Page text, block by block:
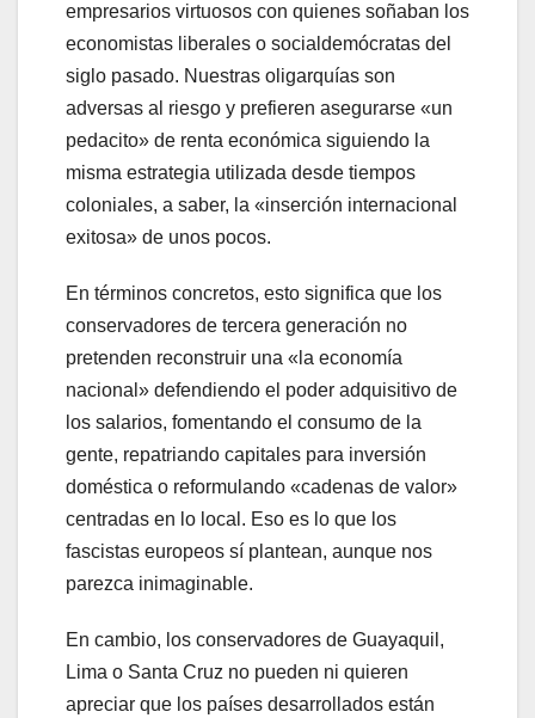
empresarios virtuosos con quienes soñaban los
economistas liberales o socialdemócratas del
siglo pasado. Nuestras oligarquías son
adversas al riesgo y prefieren asegurarse «un
pedacito» de renta económica siguiendo la
misma estrategia utilizada desde tiempos
coloniales, a saber, la «inserción internacional
exitosa» de unos pocos.
En términos concretos, esto significa que los
conservadores de tercera generación no
pretenden reconstruir una «la economía
nacional» defendiendo el poder adquisitivo de
los salarios, fomentando el consumo de la
gente, repatriando capitales para inversión
doméstica o reformulando «cadenas de valor»
centradas en lo local. Eso es lo que los
fascistas europeos sí plantean, aunque nos
parezca inimaginable.
En cambio, los conservadores de Guayaquil,
Lima o Santa Cruz no pueden ni quieren
apreciar que los países desarrollados están